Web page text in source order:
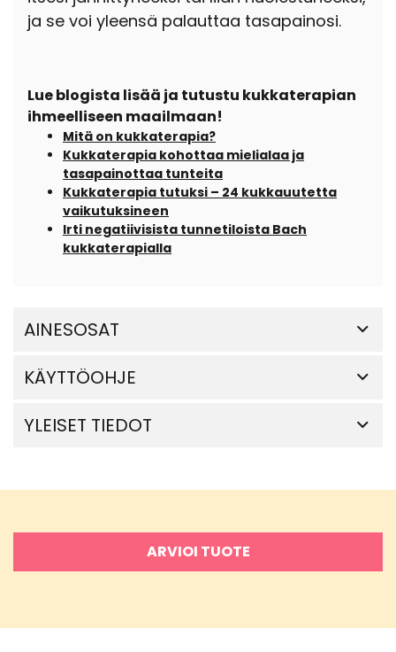
ja se voi yleensä palauttaa tasapainosi.
Lue blogista lisää ja tutustu kukkaterapian
ihmeelliseen maailmaan!
Mitä on kukkaterapia?
Kukkaterapia kohottaa mielialaa ja
tasapainottaa tunteita
Kukkaterapia tutuksi – 24 kukkauutetta
vaikutuksineen
Irti negatiivisista tunnetiloista Bach
kukkaterapialla
AINESOSAT
KÄYTTÖOHJE
YLEISET TIEDOT
ARVIOI TUOTE